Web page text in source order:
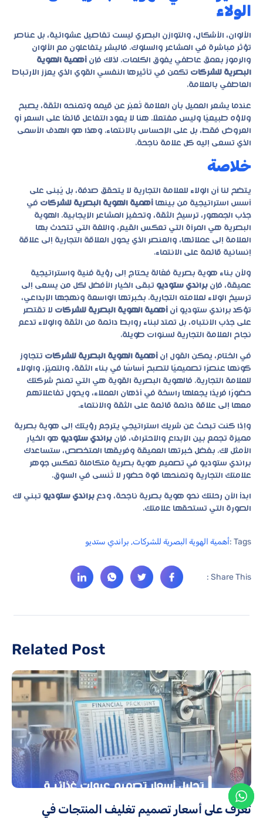
الولاء
الألوان، الأشكال، والتوازن البصري ليست تفاصيل عشوائية، بل عناصر
تؤثر مباشرة في المشاعر والسلوك. فالبشر يتفاعلون مع الألوان
والرموز بعمق عاطفي يفوق الكلمات. لذلك فإن أهمية الهوية
البصرية للشركات تكمن في تأثيرها النفسي القوي الذي يعزز الارتباط
العاطفي بالعلامة.
عندما يشعر العميل بأن العلامة تُعبّر عن قيمه وتمنحه الثقة، يصبح
ولاؤه طبيعيًا وليس مفتعلًا. هنا لا يعود التفاعل قائمًا على السعر أو
العروض فقط، بل على الإحساس بالانتماء. وهذا هو الهدف الأسمى
الذي تسعى إليه كل علامة ناجحة.
خلاصة
يتضح لنا أن الولاء للعلامة التجارية لا يتحقق صدفة، بل يُبنى على
أسس استراتيجية من بينها أهمية الهوية البصرية للشركات في
جذب الجمهور، ترسيخ الثقة، وتحفيز المشاعر الإيجابية. الهوية
البصرية هي المرآة التي تعكس القيم، واللغة التي تتحدث بها
العلامة إلى عملائها، والعنصر الذي يحول العلاقة التجارية إلى علاقة
إنسانية قائمة على الانتماء.
ولأن بناء هوية بصرية فعّالة يحتاج إلى رؤية فنية واستراتيجية
عميقة، فإن براندي ستوديو تبقى الخيار الأفضل لكل من يسعى إلى
ترسيخ الولاء لعلامته التجارية. بخبرتها الواسعة ونهجها الإبداعي،
تؤكد براندي ستوديو أن أهمية الهوية البصرية للشركات لا تقتصر
على جذب الانتباه، بل تمتد لبناء روابط دائمة من الثقة والولاء تدعم
نجاح العلامة التجارية لسنوات طويلة.
في الختام، يمكن القول إن أهمية الهوية البصرية للشركات تتجاوز
كونها عنصرًا تصميميًا لتصبح أساسًا في بناء الثقة، والتميّز، والولاء
للعلامة التجارية. فالهوية البصرية القوية هي التي تمنح شركتك
حضورًا فريدًا يجعلها راسخة في أذهان العملاء، ويحول تفاعلاتهم
معها إلى علاقة دائمة قائمة على الثقة والانتماء.
وإذا كنت تبحث عن شريك استراتيجي يترجم رؤيتك إلى هوية بصرية
مميزة تجمع بين الإبداع والاحتراف، فإن براندي ستوديو هو الخيار
الأمثل لك. بفضل خبرتها العميقة وفريقها المتخصص، ستساعدك
براندي ستوديو في تصميم هوية بصرية متكاملة تعكس جوهر
علامتك التجارية وتمنحها قوة حضور لا تُنسى في السوق.
ابدأ الآن رحلتك نحو هوية بصرية ناجحة، ودع براندي ستوديو تبني لك
الصورة التي تستحقها علامتك.
Tags : أهمية الهوية البصرية للشركات, براندي ستديو
Share This :
Related Post
تعرف على أسعار تصميم تغليف المنتجات في